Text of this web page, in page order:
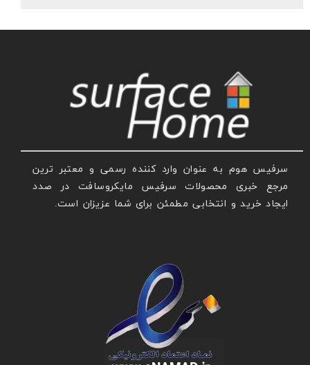
سرفیس هوم به عنوان وارد کننده رسمی و معتبر ترین
مرجع خبری محصولات سرفیس مایکروسافت در صدد
ایجاد خرید و انتخابی مطمئن برای شما عزیزان است.
عنوان با فونت تیتر